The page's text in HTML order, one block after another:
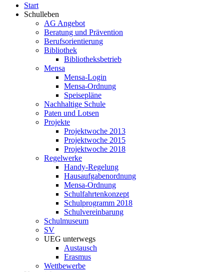
Start
Schulleben
AG Angebot
Beratung und Prävention
Berufsorientierung
Bibliothek
Bibliotheksbetrieb
Mensa
Mensa-Login
Mensa-Ordnung
Speisepläne
Nachhaltige Schule
Paten und Lotsen
Projekte
Projektwoche 2013
Projektwoche 2015
Projektwoche 2018
Regelwerke
Handy-Regelung
Hausaufgabenordnung
Mensa-Ordnung
Schulfahrtenkonzept
Schulprogramm 2018
Schulvereinbarung
Schulmuseum
SV
UEG unterwegs
Austausch
Erasmus
Wettbewerbe